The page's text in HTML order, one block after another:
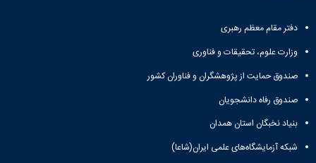
دفتر مقام معظم رهبری
وزارت علوم، تحقیقات و فناوری
صندوق حمایت از پژوهشگران و فناوران کشور
صندوق رفاه دانشجویان
بنیاد نخبگان استان همدان
شبکه آزمایشگاه‌های علمی ایران(شاعا)